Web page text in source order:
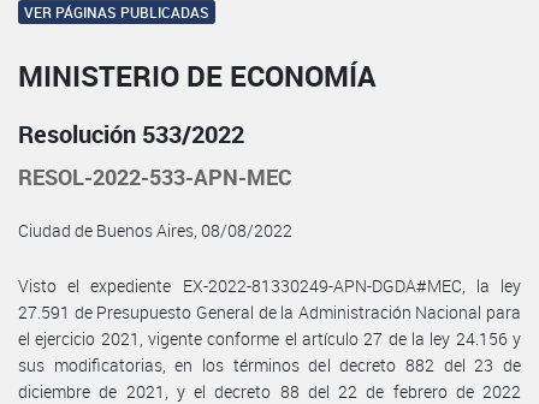
VER PÁGINAS PUBLICADAS
MINISTERIO DE ECONOMÍA
Resolución 533/2022
RESOL-2022-533-APN-MEC
Ciudad de Buenos Aires, 08/08/2022
Visto el expediente EX-2022-81330249-APN-DGDA#MEC, la ley
27.591 de Presupuesto General de la Administración Nacional para
el ejercicio 2021, vigente conforme el artículo 27 de la ley 24.156 y
sus modificatorias, en los términos del decreto 882 del 23 de
diciembre de 2021, y el decreto 88 del 22 de febrero de 2022